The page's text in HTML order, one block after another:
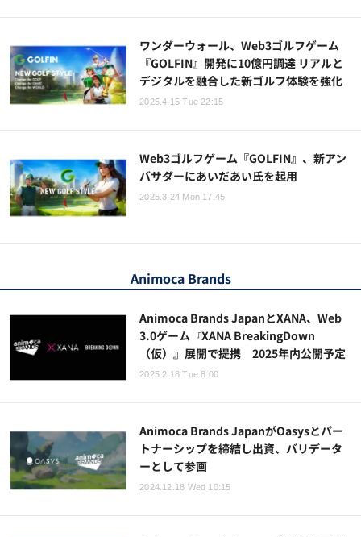
ワンダーウォール、Web3ゴルフゲーム
『GOLFIN』開発に10億円調達 リアルと
デジタルを融合した新ゴルフ体験を強化
2025.4.15 Tue 22:15
Web3ゴルフゲーム『GOLFIN』、新アン
バサダーにあいだあい氏を起用
2025.3.24 Mon 17:45
Animoca Brands
Animoca Brands JapanとXANA、Web
3.0ゲーム『XANA BreakingDown
（仮）』展開で提携 2025年内公開予定
2025.2.18 Tue 8:00
Animoca Brands JapanがOasysとパー
トナーシップを締結し出資、バリデータ
ーとして参画
2024.12.18 Wed 10:15